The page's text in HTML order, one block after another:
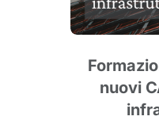
nuovi